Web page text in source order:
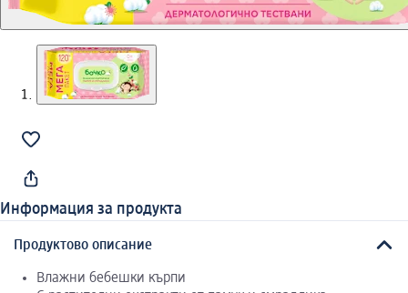
Информация за продукта
Продуктово описание
Влажни бебешки кърпи